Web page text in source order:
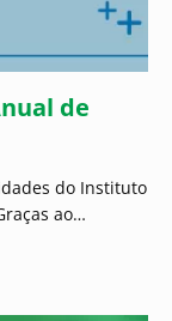
de
do Instituto
ao…